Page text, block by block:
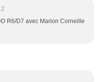
R6/D7 avec Marion Corneille